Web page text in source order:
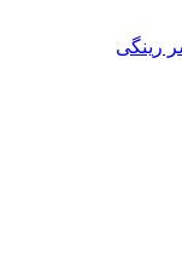
رینگی